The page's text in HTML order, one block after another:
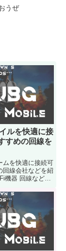
うぜ
ルを快適に接
すめの回線を
ムを快適に接続可
回線会社などを紹
機器 回線などの
どうぞ